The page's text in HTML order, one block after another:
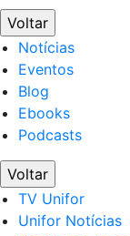
Voltar
Notícias
Eventos
Blog
Ebooks
Podcasts
Voltar
TV Unifor
Unifor Notícias